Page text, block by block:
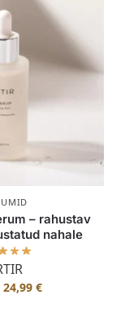
– rahustav
nahale
24,99€